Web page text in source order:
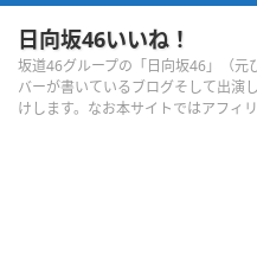
日向坂46いいね！
坂道46グループの「日向坂46」（元
バーが書いているブログそして出演
けします。なお本サイトではアフィ